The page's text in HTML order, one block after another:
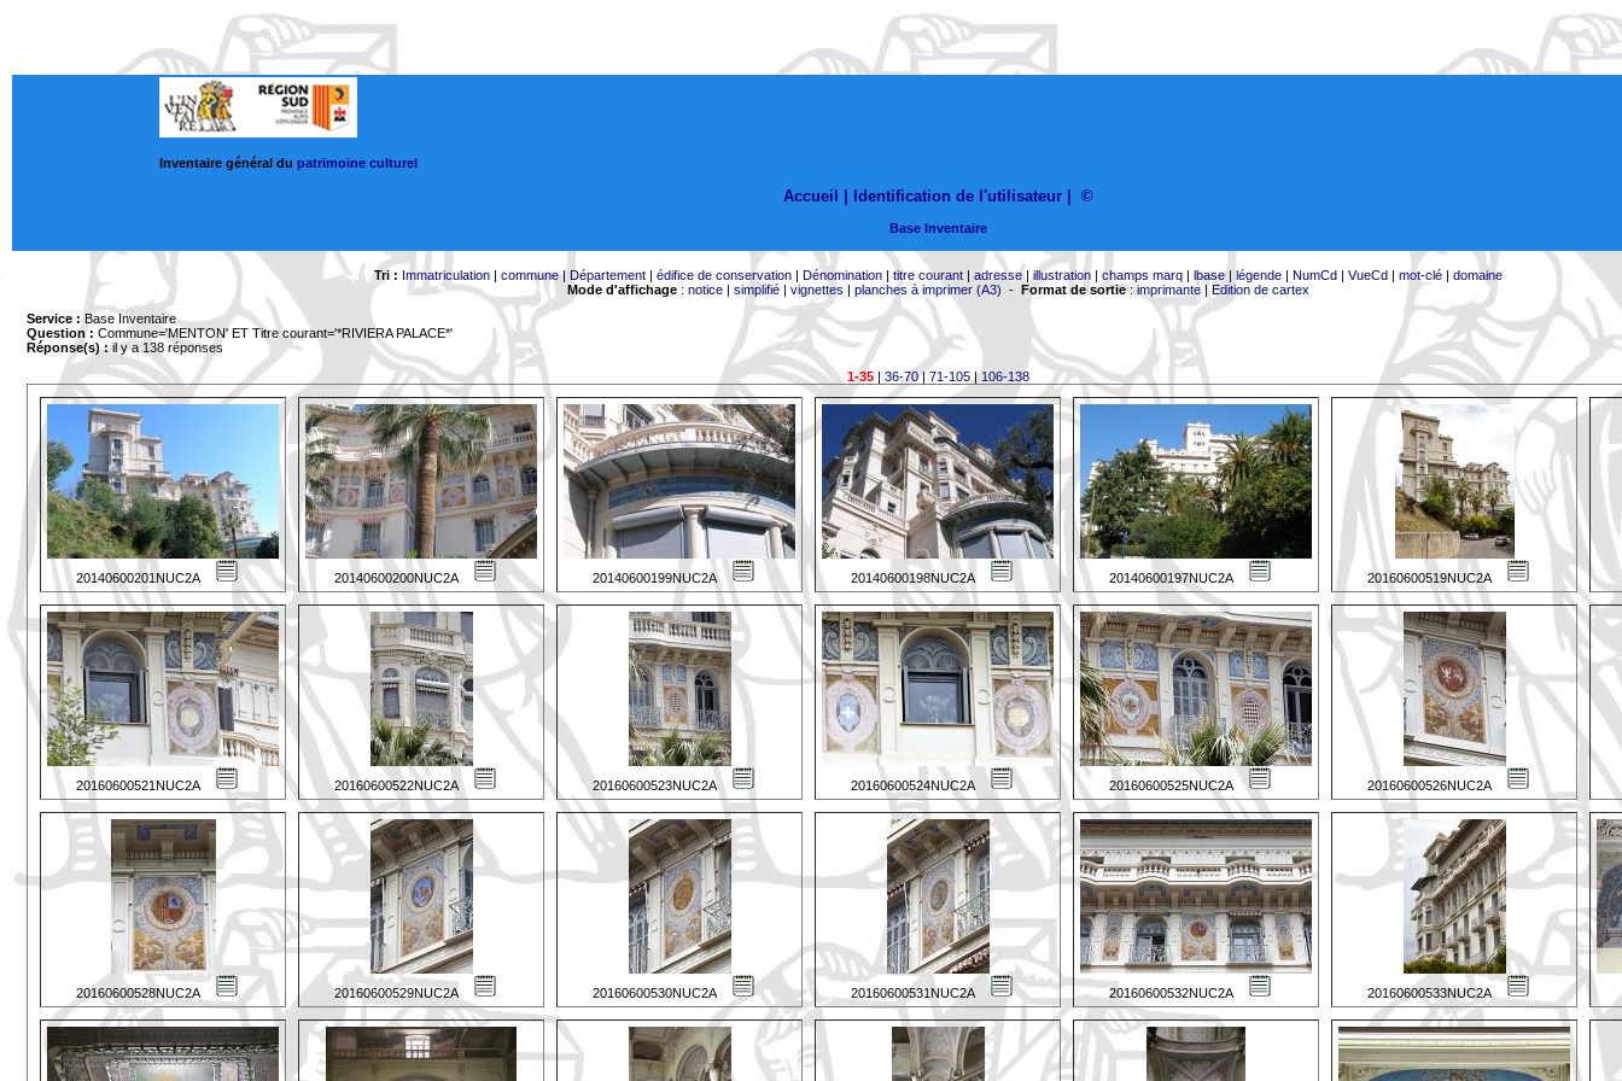
Inventaire général du patrimoine culturel
Accueil | Identification de l'utilisateur ©
Base Inventaire
Tri : Immatriculation| commune| Département| édifice de conservation| Dénomination| titre courant| adresse|illustration| champs marq| lbase| légende| NumCd| VueCd| mot-clé| domaine
Mode d'affichage: notice| simplifié| vignettes | planches à imprimer (A3) - Format de sortie:imprimante| Edition de cartex
Service : Base Inventaire
Question : Commune='MENTON' ET Titre courant='*RIVIERA PALACE*'
Réponse(s) :il y a 138 réponses
1-35| 36-70| 71-105|106-138
20140600201NUC2A 20140600200NUC2A 20140600199NUC2A 20140600198NUC2A 20140600197NUC2A 20160600519NUC2A
20160600521NUC2A 20160600522NUC2A 20160600523NUC2A 20160600524NUC2A 20160600525NUC2A 20160600526NUC2A
20160600528NUC2A 20160600529NUC2A 20160600530NUC2A 20160600531NUC2A 20160600532NUC2A 20160600533NUC2A